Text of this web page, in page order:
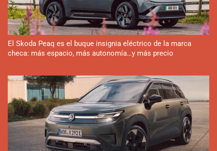
El Skoda Peaq es el buque insignia eléctrico de la marca
checa: más espacio, más autonomía…y más precio